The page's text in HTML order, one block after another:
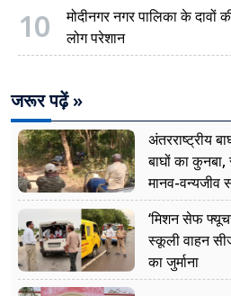
10
मोदीनगर नगर पालिका के
लोग परेशान
जरूर पढ़ें »
अंतरराष्ट्रीय
बाघों का
मानव-वन्यजीव
‘मिशन सेफ
स्कूली वाहन
का जुर्माना